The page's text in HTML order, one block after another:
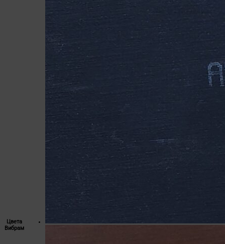
Цвета
Вибрам